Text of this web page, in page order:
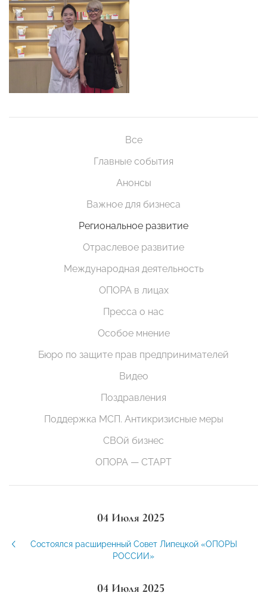
Все
Главные события
Анонсы
Важное для бизнеса
Региональное развитие
Отраслевое развитие
Международная деятельность
ОПОРА в лицах
Пресса о нас
Особое мнение
Бюро по защите прав предпринимателей
Видео
Поздравления
Поддержка МСП. Антикризисные меры
СВОй бизнес
ОПОРА — СТАРТ
04 Июля 2025
Состоялся расширенный Совет Липецкой «ОПОРЫ
РОССИИ»
04 Июля 2025